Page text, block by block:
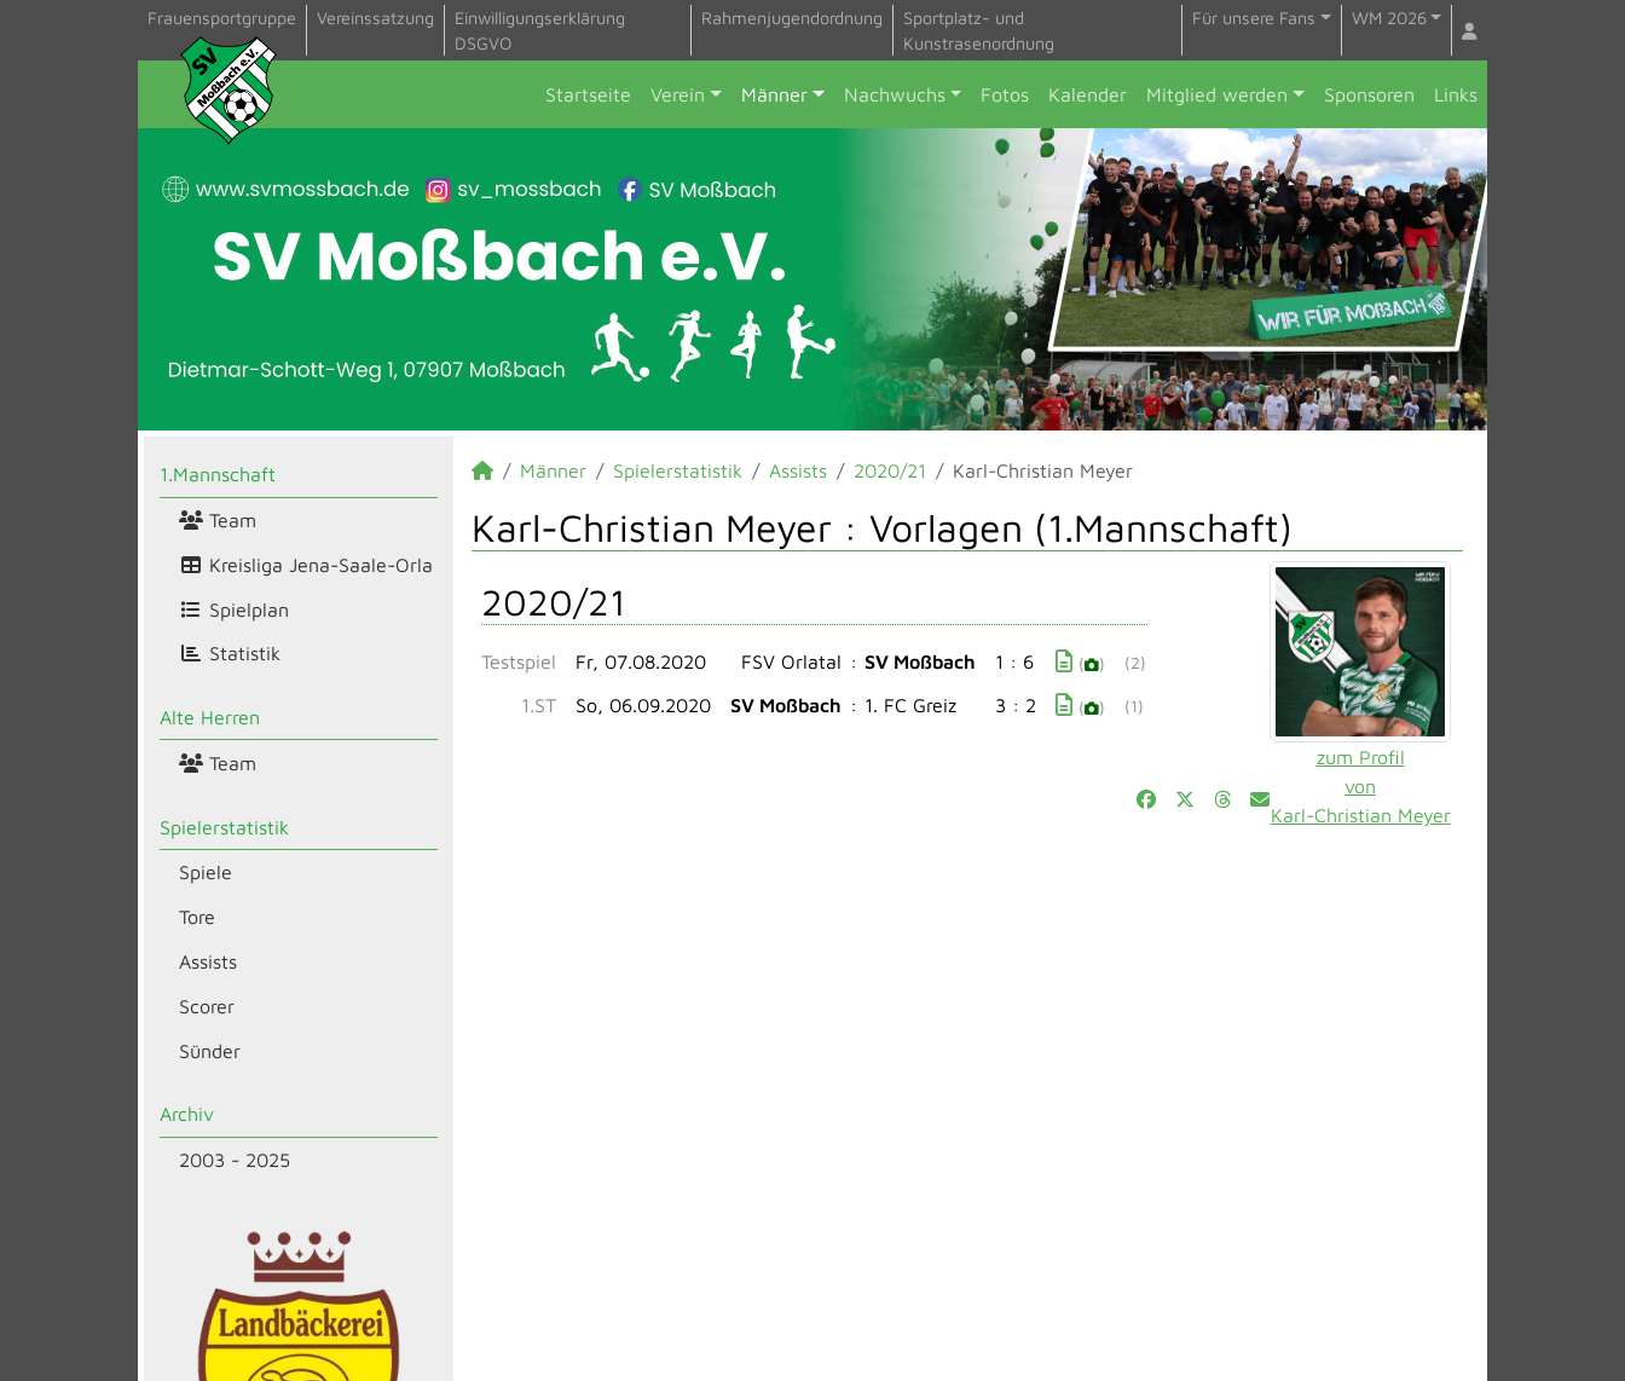
Frauensportgruppe Vereinssatzung
Einwilligungserklärung
DSGVO
Rahmenjugendordnung
Sportplatz- und
Kunstrasenordnung
Für unsere Fans WM 2026
Startseite Verein Männer Nachwuchs Fotos Kalender Mitglied werden Sponsoren Links
1.Mannschaft
Team
Kreisliga Jena-Saale-Orla
Spielplan
Statistik
Alte Herren
Team
Spielerstatistik
Spiele
Tore
Assists
Scorer
Sünder
Archiv
2003 - 2025
Männer Spielerstatistik Assists 2020/21 Karl-Christian Meyer
Karl-Christian Meyer : Vorlagen (1.Mannschaft)
zum Profil
von
Karl-Christian Meyer
2020/21
Testspiel Fr, 07.08.2020 FSV Orlatal : SV Moßbach 1 : 6 ( ) (2)
1.ST So, 06.09.2020 SV Moßbach : 1. FC Greiz 3 : 2 ( ) (1)